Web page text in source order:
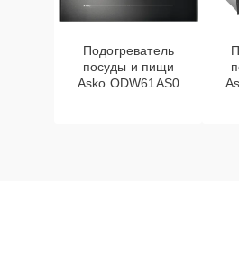
Подогреватель
посуды и пищи
Asko ODW61AS0